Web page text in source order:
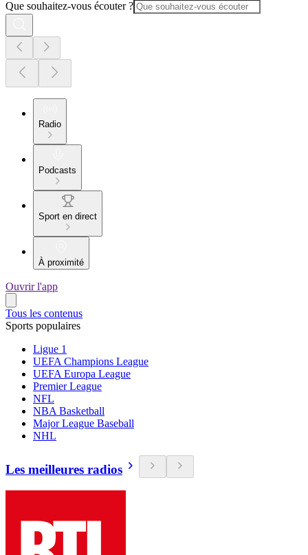
Que souhaitez-vous écouter ?
Radio
Podcasts
Sport en direct
À proximité
Ouvrir l'app
Tous les contenus
Sports populaires
Ligue 1
UEFA Champions League
UEFA Europa League
Premier League
NFL
NBA Basketball
Major League Baseball
NHL
Les meilleures radios